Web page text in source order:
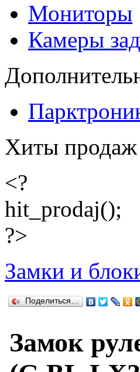
Мониторы
Камеры
Хиты продаж
<?
hit_prodaj();
?>
Замки и
Поделиться…
Замок